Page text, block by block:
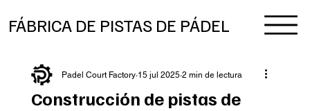
FÁBRICA DE PISTAS DE PÁDEL
Construcción de pistas de
Padel Court Factory 15 jul 2025 2 min de lectura